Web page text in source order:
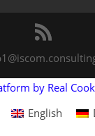
by Real
English